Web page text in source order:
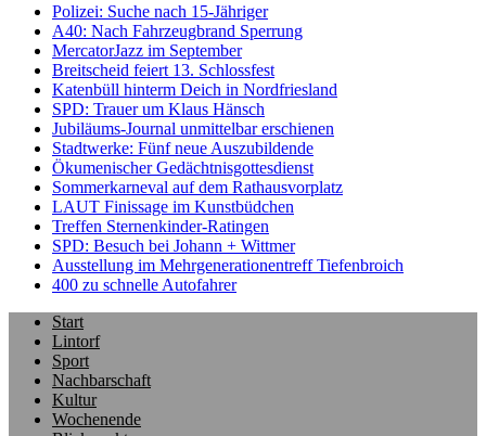
Polizei: Suche nach 15-Jähriger
A40: Nach Fahrzeugbrand Sperrung
MercatorJazz im September
Breitscheid feiert 13. Schlossfest
Katenbüll hinterm Deich in Nordfriesland
SPD: Trauer um Klaus Hänsch
Jubiläums-Journal unmittelbar erschienen
Stadtwerke: Fünf neue Auszubildende
Ökumenischer Gedächtnisgottesdienst
Sommerkarneval auf dem Rathausvorplatz
LAUT Finissage im Kunstbüdchen
Treffen Sternenkinder-Ratingen
SPD: Besuch bei Johann + Wittmer
Ausstellung im Mehrgenerationentreff Tiefenbroich
400 zu schnelle Autofahrer
Start
Lintorf
Sport
Nachbarschaft
Kultur
Wochenende